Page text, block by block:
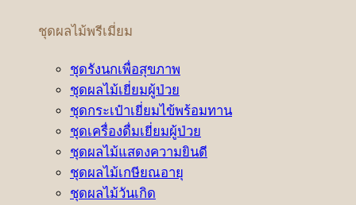
ชุดผลไม้พรีเมี่ยม
ชุดรังนกเพื่อสุขภาพ
ชุดผลไม้เยี่ยมผู้ป่วย
ชุดกระเป๋าเยี่ยมไข้พร้อมทาน
ชุดเครื่องดื่มเยี่ยมผู้ป่วย
ชุดผลไม้แสดงความยินดี
ชุดผลไม้เกษียณอายุ
ชุดผลไม้วันเกิด